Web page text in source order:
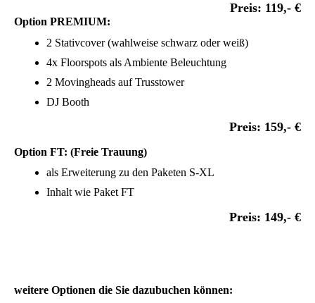
Preis: 119,- €
Option PREMIUM:
2 Stativcover (wahlweise schwarz oder weiß)
4x Floorspots als Ambiente Beleuchtung
2 Movingheads auf Trusstower
DJ Booth
Preis: 159,- €
Option FT: (Freie Trauung)
als Erweiterung zu den Paketen S-XL
Inhalt wie Paket FT
Preis: 149,- €
weitere Optionen die Sie dazubuchen können: